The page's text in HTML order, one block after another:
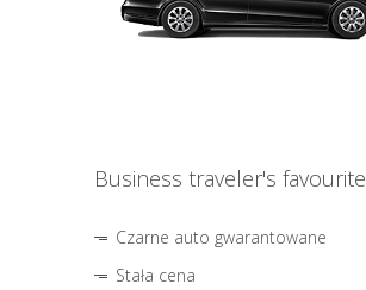
Business traveler's favourite
Czarne auto gwarantowane
Stała cena